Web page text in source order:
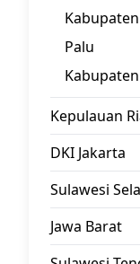
Palu
Kepulauan
DKI Jakarta
Sulawesi
Jawa Barat